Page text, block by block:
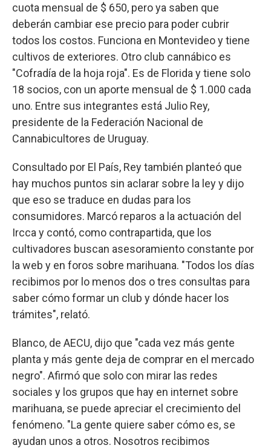
cuota mensual de $ 650, pero ya saben que
deberán cambiar ese precio para poder cubrir
todos los costos. Funciona en Montevideo y tiene
cultivos de exteriores. Otro club cannábico es
"Cofradía de la hoja roja". Es de Florida y tiene solo
18 socios, con un aporte mensual de $ 1.000 cada
uno. Entre sus integrantes está Julio Rey,
presidente de la Federación Nacional de
Cannabicultores de Uruguay.
Consultado por El País, Rey también planteó que
hay muchos puntos sin aclarar sobre la ley y dijo
que eso se traduce en dudas para los
consumidores. Marcó reparos a la actuación del
Ircca y contó, como contrapartida, que los
cultivadores buscan asesoramiento constante por
la web y en foros sobre marihuana. "Todos los días
recibimos por lo menos dos o tres consultas para
saber cómo formar un club y dónde hacer los
trámites", relató.
Blanco, de AECU, dijo que "cada vez más gente
planta y más gente deja de comprar en el mercado
negro". Afirmó que solo con mirar las redes
sociales y los grupos que hay en internet sobre
marihuana, se puede apreciar el crecimiento del
fenómeno. "La gente quiere saber cómo es, se
ayudan unos a otros. Nosotros recibimos